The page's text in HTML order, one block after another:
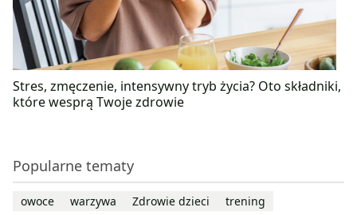
Stres, zmęczenie, intensywny tryb życia? Oto składniki,
które wesprą Twoje zdrowie
Popularne tematy
owoce warzywa Zdrowie dzieci trening